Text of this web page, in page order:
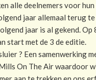
alle deelnemers voor hun
jaar allemaal terug te
jaar is al gekend. Op
start met de 3 de editie.
? Een samenwerking
On The Air waardoor